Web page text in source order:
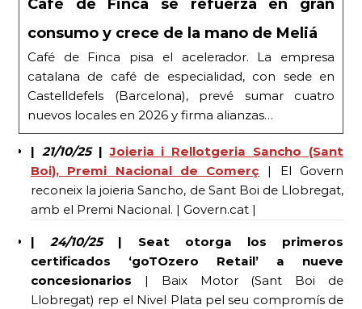
Café de Finca se refuerza en gran
consumo y crece de la mano de Meliá
Café de Finca pisa el acelerador. La empresa
catalana de café de especialidad, con sede en
Castelldefels (Barcelona), prevé sumar cuatro
nuevos locales en 2026 y firma alianzas…
| 21/10/25| Joieria i Rellotgeria Sancho (Sant
Boi), Premi Nacional de Comerç | El Govern
reconeix la joieria Sancho, de Sant Boi de Llobregat,
amb el Premi Nacional. | Govern.cat |
|24/10/25| Seat otorga los primeros
certificados ‘goTOzero Retail’ a nueve
concesionarios | Baix Motor (Sant Boi de
Llobregat) rep el Nivel Plata pel seu compromís de